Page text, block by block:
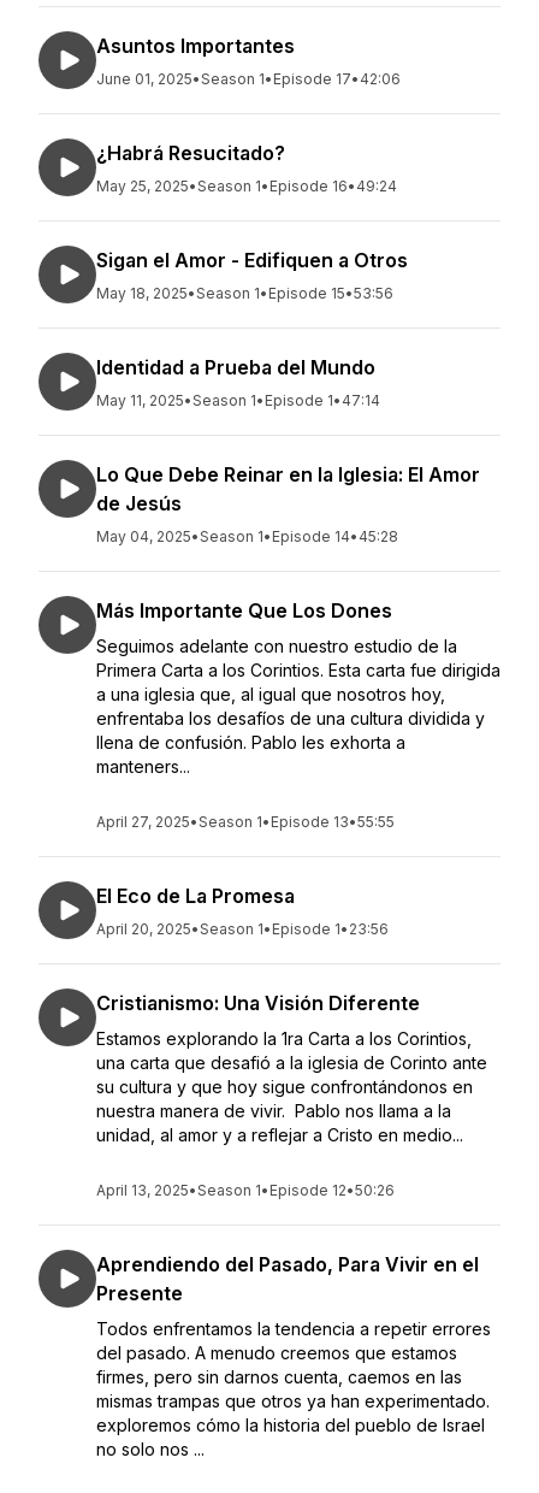
Asuntos Importantes
June 01, 2025•Season 1• Episode 17• 42:06
¿Habrá Resucitado?
May 25, 2025•Season 1• Episode 16• 49:24
Sigan el Amor - Edifiquen a Otros
May 18, 2025•Season 1• Episode 15•53:56
Identidad a Prueba del Mundo
May 11, 2025•Season 1• Episode 1• 47:14
Lo Que Debe Reinar en la Iglesia: El Amor
de Jesús
May 04, 2025•Season 1• Episode 14• 45:28
Más Importante Que Los Dones
Seguimos adelante con nuestro estudio de la
Primera Carta a los Corintios. Esta carta fue dirigida
a una iglesia que, al igual que nosotros hoy,
enfrentaba los desafíos de una cultura dividida y
llena de confusión. Pablo les exhorta a
manteners...
April 27, 2025•Season 1• Episode 13•55:55
El Eco de La Promesa
April 20, 2025•Season 1• Episode 1• 23:56
Cristianismo: Una Visión Diferente
Estamos explorando la 1ra Carta a los Corintios,
una carta que desafió a la iglesia de Corinto ante
su cultura y que hoy sigue confrontándonos en
nuestra manera de vivir. Pablo nos llama a la
unidad, al amor y a reflejar a Cristo en medio...
April 13, 2025•Season 1• Episode 12•50:26
Aprendiendo del Pasado, Para Vivir en el
Presente
Todos enfrentamos la tendencia a repetir errores
del pasado. A menudo creemos que estamos
firmes, pero sin darnos cuenta, caemos en las
mismas trampas que otros ya han experimentado.
exploremos cómo la historia del pueblo de Israel
no solo nos ...